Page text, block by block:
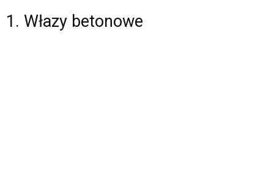
1. Włazy betonowe